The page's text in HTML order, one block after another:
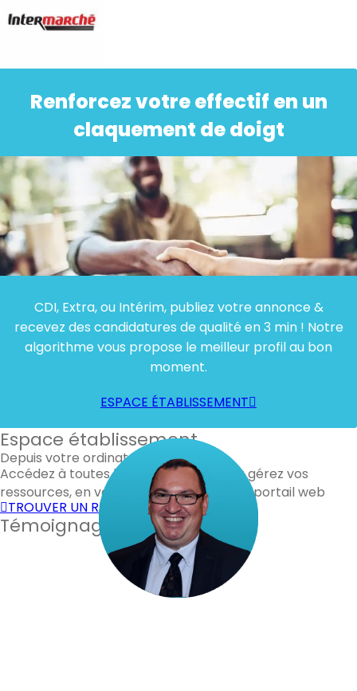
Renforcez votre effectif en un
claquement de doigt
CDI, Extra, ou Intérim, publiez votre annonce &
recevez des candidatures de qualité en 3 min ! Notre
algorithme vous propose le meilleur profil au bon
moment.
ESPACE ÉTABLISSEMENT
Espace établissement
Depuis votre ordinateur
Accédez à toutes les fonctionnalités et gérez vos
ressources, en vous connectant à notre portail web
TROUVER UN RENFORT
Témoignages de nos clients